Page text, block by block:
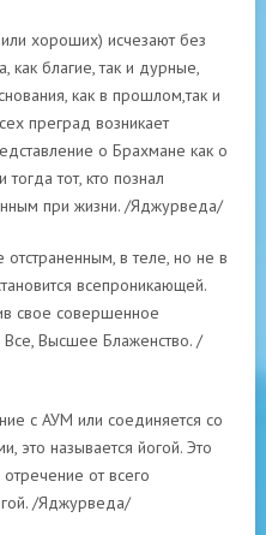
хороших) исчезают без
как благие, так и дурные,
как в прошлом,так и
преград возникает
о Брахмане как о
тот, кто познал
при жизни. /Яджурведа/
отстраненным, в теле, но не в
всепроникающей.
свое совершенное
Высшее Блаженство. /
с АУМ или соединяется со
это называется йогой. Это
от всего
/Яджурведа/